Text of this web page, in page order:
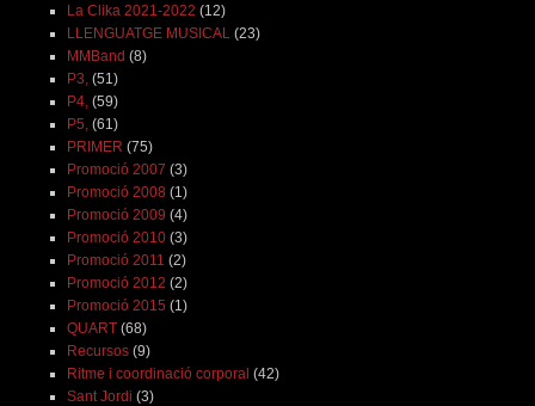
La Clika 2021-2022 (12)
LLENGUATGE MUSICAL (23)
MMBand (8)
P3, (51)
P4, (59)
P5, (61)
PRIMER (75)
Promoció 2007 (3)
Promoció 2008 (1)
Promoció 2009 (4)
Promoció 2010(3)
Promoció 2011 (2)
Promoció 2012 (2)
Promoció 2015 (1)
QUART(68)
Recursos(9)
Ritme i coordinació corporal (42)
Sant Jordi (3)